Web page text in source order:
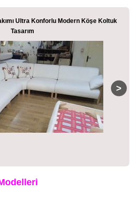
Modern Köşe Koltuk
Modüler Lüks